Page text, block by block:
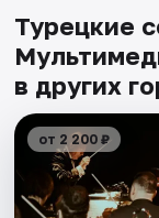
Турецкие
в других
от 2 200 ₽